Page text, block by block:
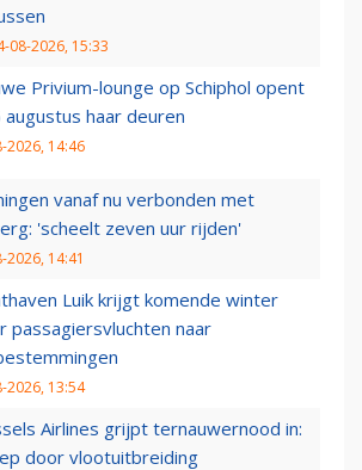
08-2026, 15:33
Privium-lounge op Schiphol opent
augustus haar deuren
2026, 14:46
vanaf nu verbonden met
'scheelt zeven uur rijden'
2026, 14:41
Luik krijgt komende winter
passagiersvluchten naar
2026, 13:54
Airlines grijpt ternauwernood in:
door vlootuitbreiding